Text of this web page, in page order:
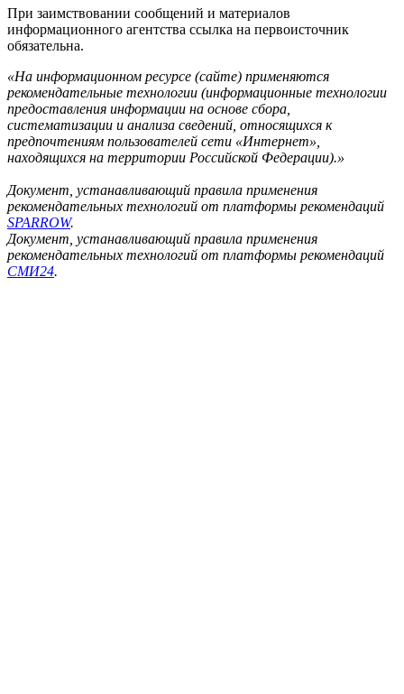
При заимствовании сообщений и материалов
информационного агентства ссылка на первоисточник
обязательна.
«На информационном ресурсе (сайте) применяются
рекомендательные технологии (информационные технологии
предоставления информации на основе сбора,
систематизации и анализа сведений, относящихся к
предпочтениям пользователей сети «Интернет»,
находящихся на территории Российской Федерации).»
Документ, устанавливающий правила применения
рекомендательных технологий от платформы рекомендаций
SPARROW.
Документ, устанавливающий правила применения
рекомендательных технологий от платформы рекомендаций
СМИ24.